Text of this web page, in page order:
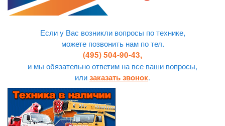
Если у Вас возникли вопросы по технике,
можете позвонить нам по тел.
(495) 504-90-43,
и мы обязательно ответим на все ваши вопросы,
илизаказать звонок.